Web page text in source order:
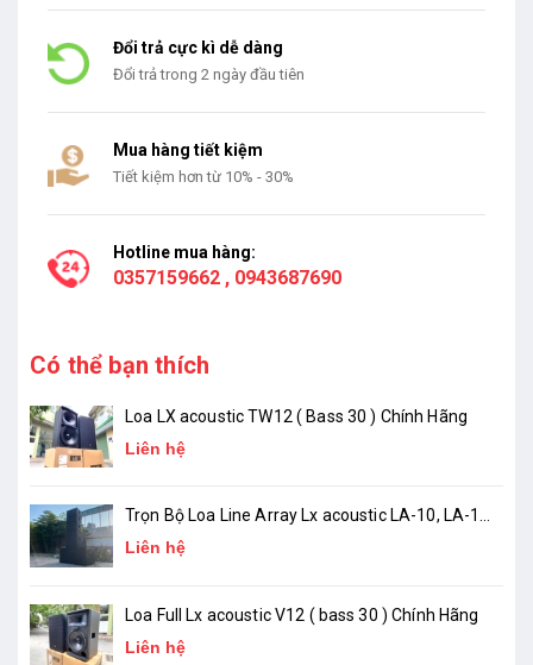
Đổi trả cực kì dễ dàng
Đổi trả trong 2 ngày đầu tiên
Mua hàng tiết kiệm
Tiết kiệm hơn từ 10% - 30%
Hotline mua hàng:
0357159662 , 0943687690
Có thể bạn thích
Loa LX acoustic TW12 ( Bass 30 ) Chính Hãng
Liên hệ
Trọn Bộ Loa Line Array Lx acoustic LA-10, LA-18
( chính hãng )
Liên hệ
Loa Full Lx acoustic V12 ( bass 30 ) Chính Hãng
Liên hệ